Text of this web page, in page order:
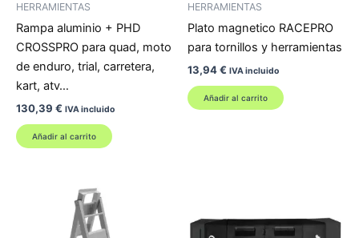
HERRAMIENTAS
Rampa aluminio + PHD
CROSSPRO para quad, moto
de enduro, trial, carretera,
kart, atv…
130,39 € IVA incluido
Añadir al carrito
HERRAMIENTAS
Plato magnetico RACEPRO
para tornillos y herramientas
13,94€ IVA incluido
Añadir al carrito